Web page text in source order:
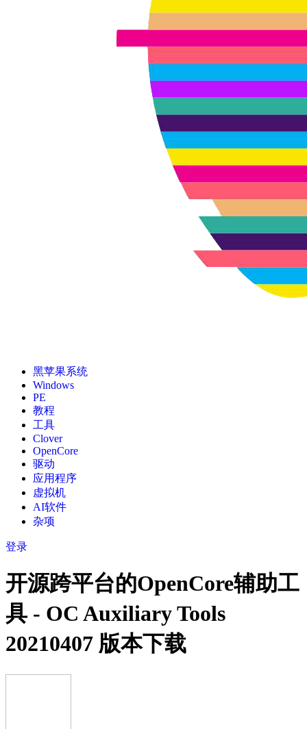
黑苹果系统
Windows
PE
教程
工具
Clover
OpenCore
驱动
应用程序
虚拟机
AI软件
杂项
登录
开源跨平台的OpenCore辅助工
具 - OC Auxiliary Tools
20210407 版本下载